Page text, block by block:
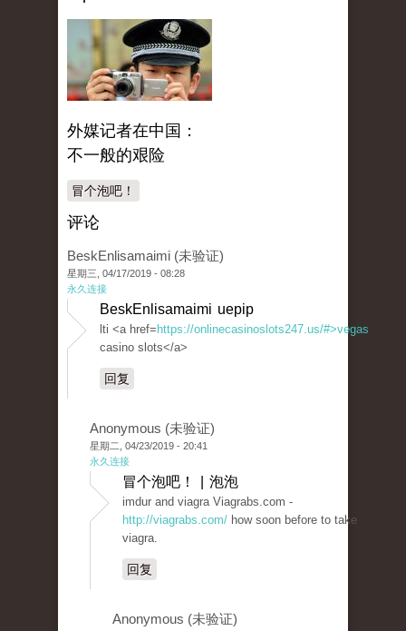
外媒记者在中国：
不一般的艰险
冒个泡吧！
评论
BeskEnlisamaimi (未验证)
星期三, 04/17/2019 - 08:28
永久连接
BeskEnlisamaimi uepip
lti <a href= https://onlinecasinoslots247.us/#>vegas
casino slots</a>
回复
Anonymous (未验证)
星期二, 04/23/2019 - 20:41
永久连接
冒个泡吧！ | 泡泡
imdur and viagra Viagrabs.com -
http://viagrabs.com/ how soon before to take
viagra.
回复
Anonymous (未验证)